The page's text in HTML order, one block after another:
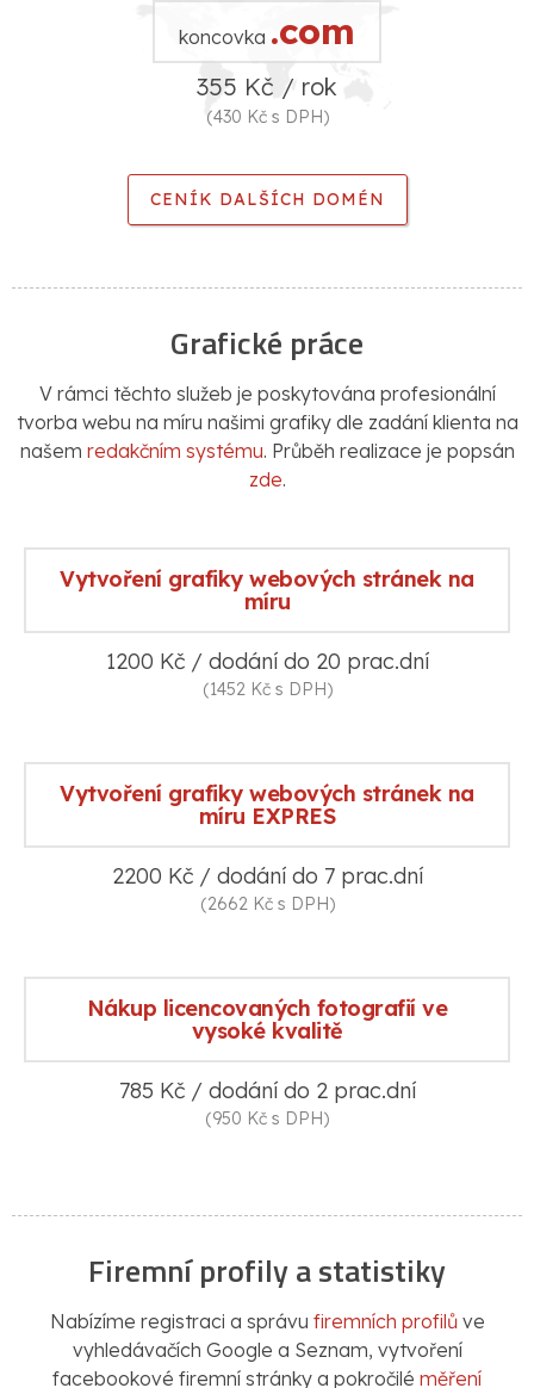
koncovka .com
355 Kč / rok
(430 Kč s DPH)
CENÍK DALŠÍCH DOMÉN
Grafické práce
V rámci těchto služeb je poskytována profesionální
tvorba webu na míru našimi grafiky dle zadání klienta na
našem redakčním systému. Průběh realizace je popsán
zde.
Vytvoření grafiky webových stránek na
míru
1200 Kč / dodání do 20 prac.dní
(1452 Kč s DPH)
Vytvoření grafiky webových stránek na
míru EXPRES
2200 Kč / dodání do 7 prac.dní
(2662 Kč s DPH)
Nákup licencovaných fotografií ve
vysoké kvalitě
785 Kč / dodání do 2 prac.dní
(950 Kč s DPH)
Firemní profily a statistiky
Nabízíme registraci a správu firemních profilůve
vyhledávačích Google a Seznam, vytvoření
facebookové firemní stránky a pokročilé měření